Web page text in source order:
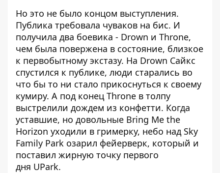
Но это не было концом выступления.
Публика требовала чуваков на бис. И
получила два боевика - Drown и Throne,
чем была повержена в состояние, близкое
к первобытному экстазу. На Drown Сайкс
спустился к публике, люди старались во
что бы то ни стало прикоснуться к своему
кумиру. А под конец Throne в толпу
выстрелили дождем из конфетти. Когда
уставшие, но довольные Bring Me the
Horizon уходили в гримерку, небо над Sky
Family Park озарил фейерверк, который и
поставил жирную точку первого
дня UPark.